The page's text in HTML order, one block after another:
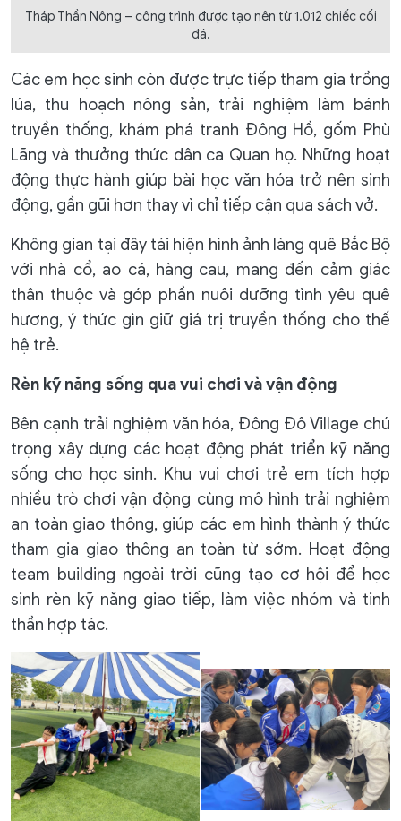
Tháp Thần Nông – công trình được tạo nên từ 1.012 chiếc cối
đá.
Các em học sinh còn được trực tiếp tham gia trồng
lúa, thu hoạch nông sản, trải nghiệm làm bánh
truyền thống, khám phá tranh Đông Hồ, gốm Phù
Lãng và thưởng thức dân ca Quan họ. Những hoạt
động thực hành giúp bài học văn hóa trở nên sinh
động, gần gũi hơn thay vì chỉ tiếp cận qua sách vở.
Không gian tại đây tái hiện hình ảnh làng quê Bắc Bộ
với nhà cổ, ao cá, hàng cau, mang đến cảm giác
thân thuộc và góp phần nuôi dưỡng tình yêu quê
hương, ý thức gìn giữ giá trị truyền thống cho thế
hệ trẻ.
Rèn kỹ năng sống qua vui chơi và vận động
Bên cạnh trải nghiệm văn hóa, Đông Đô Village chú
trọng xây dựng các hoạt động phát triển kỹ năng
sống cho học sinh. Khu vui chơi trẻ em tích hợp
nhiều trò chơi vận động cùng mô hình trải nghiệm
an toàn giao thông, giúp các em hình thành ý thức
tham gia giao thông an toàn từ sớm. Hoạt động
team building ngoài trời cũng tạo cơ hội để học
sinh rèn kỹ năng giao tiếp, làm việc nhóm và tinh
thần hợp tác.